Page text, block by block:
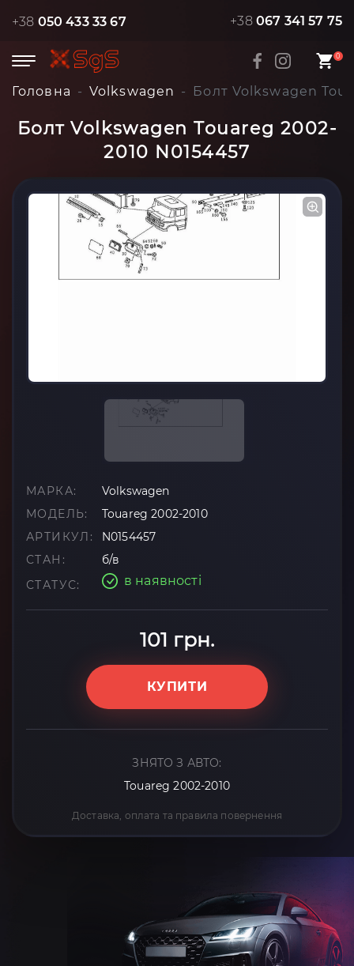
+38 050 433 33 67 +38 067 341 57 75
0
Головна Volkswagen Болт Volkswagen
Болт Volkswagen Touareg 2002-
2010 N0154457
МАРКА:
Volkswagen
МОДЕЛЬ:
Touareg 2002-2010
АРТИКУЛ:
N0154457
СТАН:
б/в
СТАТУС:
в наявності
101 грн.
КУПИТИ
ЗНЯТО З АВТО:
Touareg 2002-2010
Доставка, оплата та правила повернення